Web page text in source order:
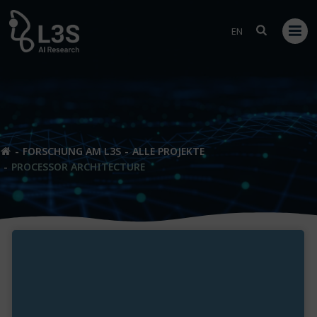
EN
FORSCHUNG AM L3S
ALLE PROJEKTE
PROCESSOR ARCHITECTURE